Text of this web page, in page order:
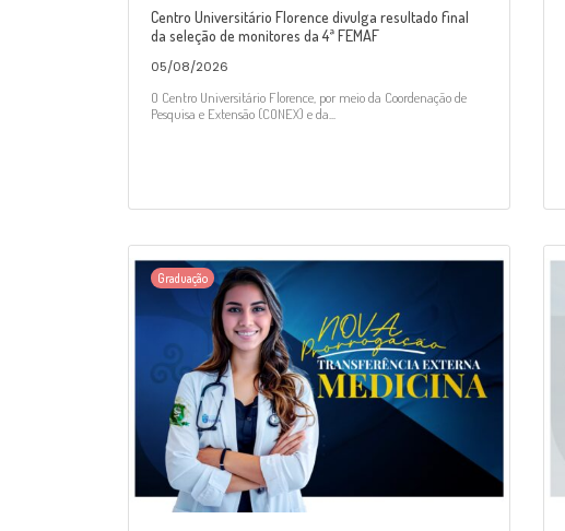
Centro Universitário Florence divulga resultado final
da seleção de monitores da 4ª FEMAF
05/08/2026
O Centro Universitário Florence, por meio da Coordenação de
Pesquisa e Extensão (CONEX) e da...
Graduação